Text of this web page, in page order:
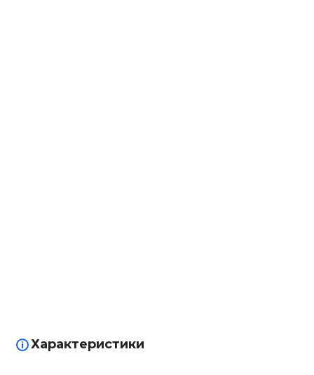
Характеристики